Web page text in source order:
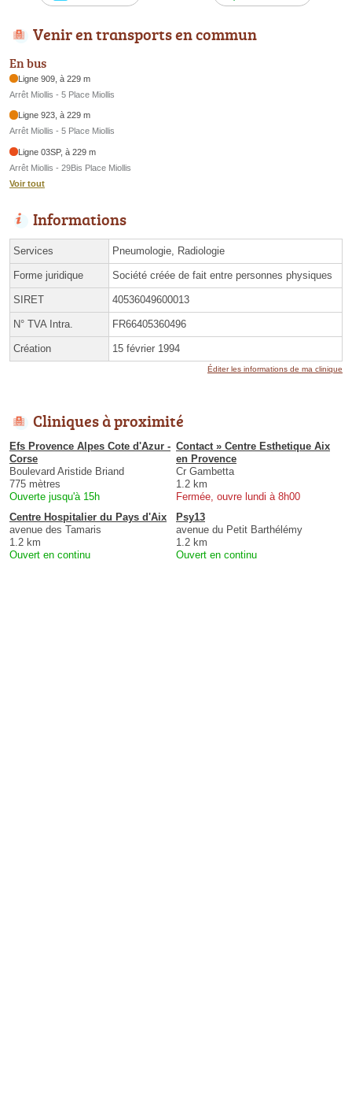
Venir en transports en commun
En bus
Ligne 909, à 229 m
Arrêt Miollis - 5 Place Miollis
Ligne 923, à 229 m
Arrêt Miollis - 5 Place Miollis
Ligne 03SP, à 229 m
Arrêt Miollis - 29Bis Place Miollis
Voir tout
Informations
Services Pneumologie, Radiologie
Forme juridique Société créée de fait entre personnes physiques
SIRET 40536049600013
N° TVA Intra. FR66405360496
Création 15 février 1994
Éditer les informations de ma clinique
Cliniques à proximité
Efs Provence Alpes Cote d'Azur -
Corse
Boulevard Aristide Briand
775 mètres
Ouverte jusqu'à 15h
Contact » Centre Esthetique Aix
en Provence
Cr Gambetta
1.2 km
Fermée, ouvre lundi à 8h00
Centre Hospitalier du Pays d'Aix
avenue des Tamaris
1.2 km
Ouvert en continu
Psy13
avenue du Petit Barthélémy
1.2 km
Ouvert en continu